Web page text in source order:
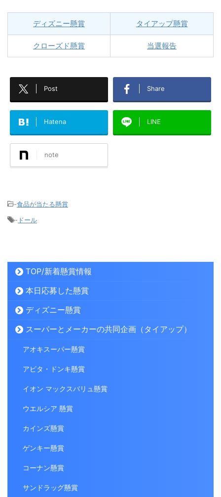
ディズニー懸賞 タイアップ懸賞
クローズド懸賞 当選報告
Post Share
Hatena LINE
note
-食品が当たる懸賞
- ドール
TOP/新着懸賞情報
本日応募した懸賞
ディズニー懸賞
スーパーとメーカーの共同企画（タイアップ）
アオキスーパー懸賞
アピタ・ドンキ懸賞
イオン マックスバリュ懸賞
ウエルシア 懸賞
カインズ懸賞
ゲンキー懸賞
コーナン懸賞
サンドラッグ懸賞